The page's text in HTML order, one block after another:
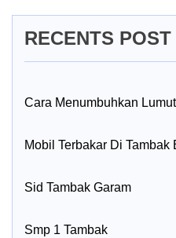
RECENTS POST
Cara Menumbuhkan
Mobil Terbakar Di Tambak
Sid Tambak Garam
Smp 1 Tambak